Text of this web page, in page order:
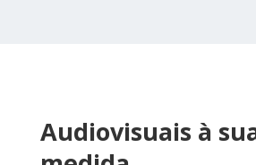
Audiovisuais à